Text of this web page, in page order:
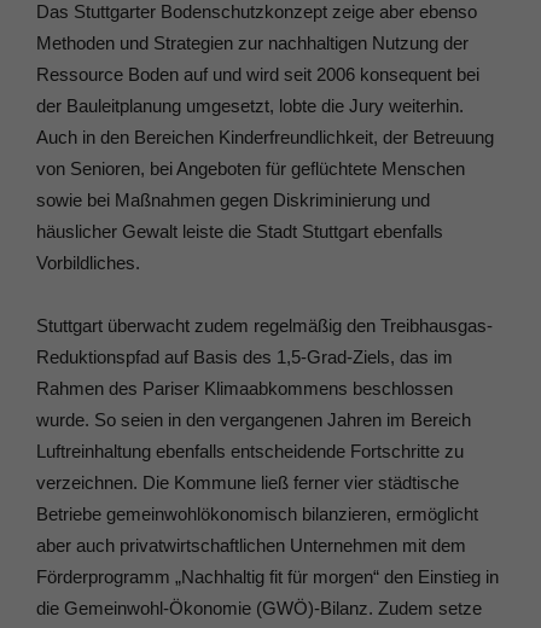
Das Stuttgarter Bodenschutzkonzept zeige aber ebenso
Methoden und Strategien zur nachhaltigen Nutzung der
Ressource Boden auf und wird seit 2006 konsequent bei
der Bauleitplanung umgesetzt, lobte die Jury weiterhin.
Auch in den Bereichen Kinderfreundlichkeit, der Betreuung
von Senioren, bei Angeboten für geflüchtete Menschen
sowie bei Maßnahmen gegen Diskriminierung und
häuslicher Gewalt leiste die Stadt Stuttgart ebenfalls
Vorbildliches.
Stuttgart überwacht zudem regelmäßig den Treibhausgas‐
Reduktionspfad auf Basis des 1,5-Grad‐Ziels, das im
Rahmen des Pariser Klimaabkommens beschlossen
wurde. So seien in den vergangenen Jahren im Bereich
Luftreinhaltung ebenfalls entscheidende Fortschritte zu
verzeichnen. Die Kommune ließ ferner vier städtische
Betriebe gemeinwohlökonomisch bilanzieren, ermöglicht
aber auch privatwirtschaftlichen Unternehmen mit dem
Förderprogramm „Nachhaltig fit für morgen“ den Einstieg in
die Gemeinwohl-Ökonomie (GWÖ)‐Bilanz. Zudem setze